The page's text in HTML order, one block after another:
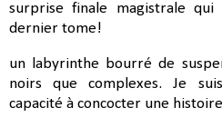
surprise finale magistrale
dernier tome!
un labyrinthe bourré de
noirs que complexes. Je
capacité à concocter une